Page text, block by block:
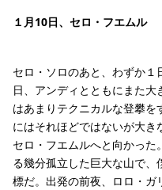
１月10日、セロ・フエムル
セロ・ソロのあと、わずか１
日、アンディとともにまた
はあまりテクニカルな登攀
にはそれほどではないが大
セロ・フエムルへと向かっ
る幾分孤立した巨大な山で、
標だ。出発の前夜、ロロ・